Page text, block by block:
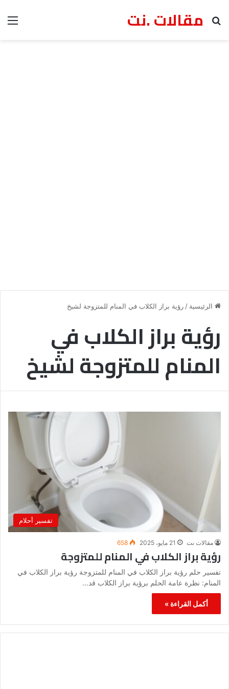
مقالات .نت
بحث عن
الرئيسية / رؤية براز الكلاب في المنام للمتزوجة لشيخ
رؤية براز الكلاب في
المنام للمتزوجة لشيخ
تفسير أحلام
مقالات نت 21 مايو، 2025 658
رؤية براز الكلاب في المنام للمتزوجة
تفسير حلم رؤية براز الكلاب في المنام للمتزوجة رؤية براز الكلاب في
المنام: نظرة عامة الحلم برؤية براز الكلاب قد…
أكمل القراءة »